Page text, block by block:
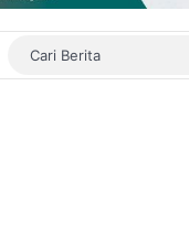
Switch skin